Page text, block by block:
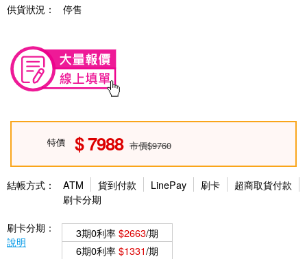
供貨狀況：
停售
特價 7988 市價$9760
結帳方式： ATM 貨到付款 LinePay 刷卡
超商取貨付款
刷卡分期
刷卡分期：
說明
3期0利率$2663/期
6期0利率$1331/期